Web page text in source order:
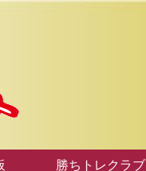
勝ちトレクラブ